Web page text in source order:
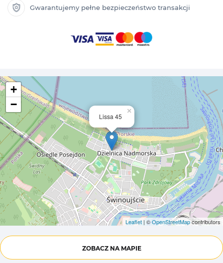
Gwarantujemy pełne bezpieczeństwo transakcji
Lissa 45
×
+
−
Leaflet | ©OpenStreetMapcontributors
ZOBACZ NA MAPIE